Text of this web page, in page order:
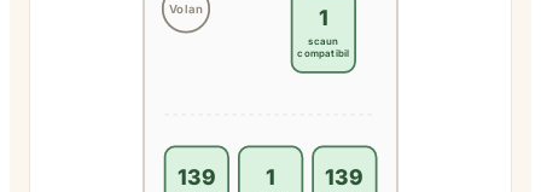
Volan 1
scaun
compatibil
139 1 139